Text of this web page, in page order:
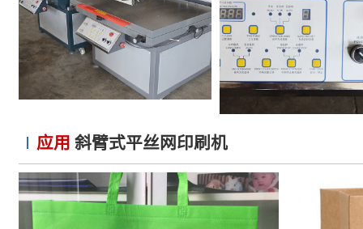
应用 斜臂式平丝网印刷机